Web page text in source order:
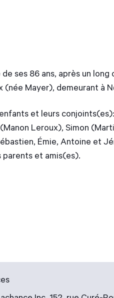
de ses 86 ans, après un
(née Mayer), demeurant à
et leurs
Leroux), Simon
Émie, Antoine et
parents et amis(es).